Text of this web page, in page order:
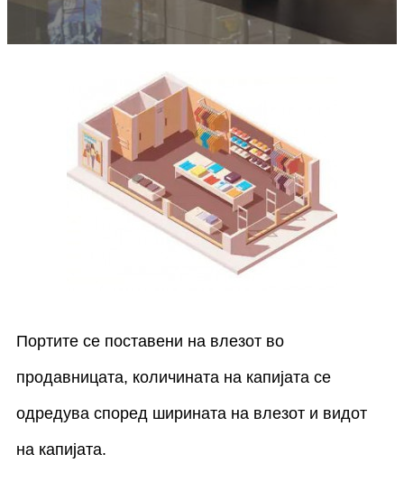
Портите се поставени на влезот во
продавницата, количината на капијата се
одредува според ширината на влезот и видот
на капијата.